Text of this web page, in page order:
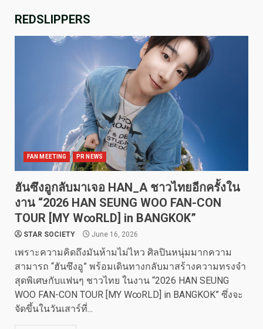
REDSLIPPERS
FAN MEETING PR NEWS
ฮันซึงอูกลับมาเจอ HAN_A ชาวไทยอีกครั้งใน
งาน “2026 HAN SEUNG WOO FAN-CON
TOUR [MY W∞RLD] in BANGKOK”
STAR SOCIETY June 16, 2026
เพราะความคิดถึงมันห้ามไม่ไหว ศิลปินหนุ่มมากความ
สามารถ “ฮันซึงอู” พร้อมเดินทางกลับมาสร้างความทรงจำ
สุดพิเศษกับแฟนๆ ชาวไทย ในงาน “2026 HAN SEUNG
WOO FAN-CON TOUR [MY W∞RLD] in BANGKOK” ซึ่งจะ
จัดขึ้นในวันเสาร์ที่...